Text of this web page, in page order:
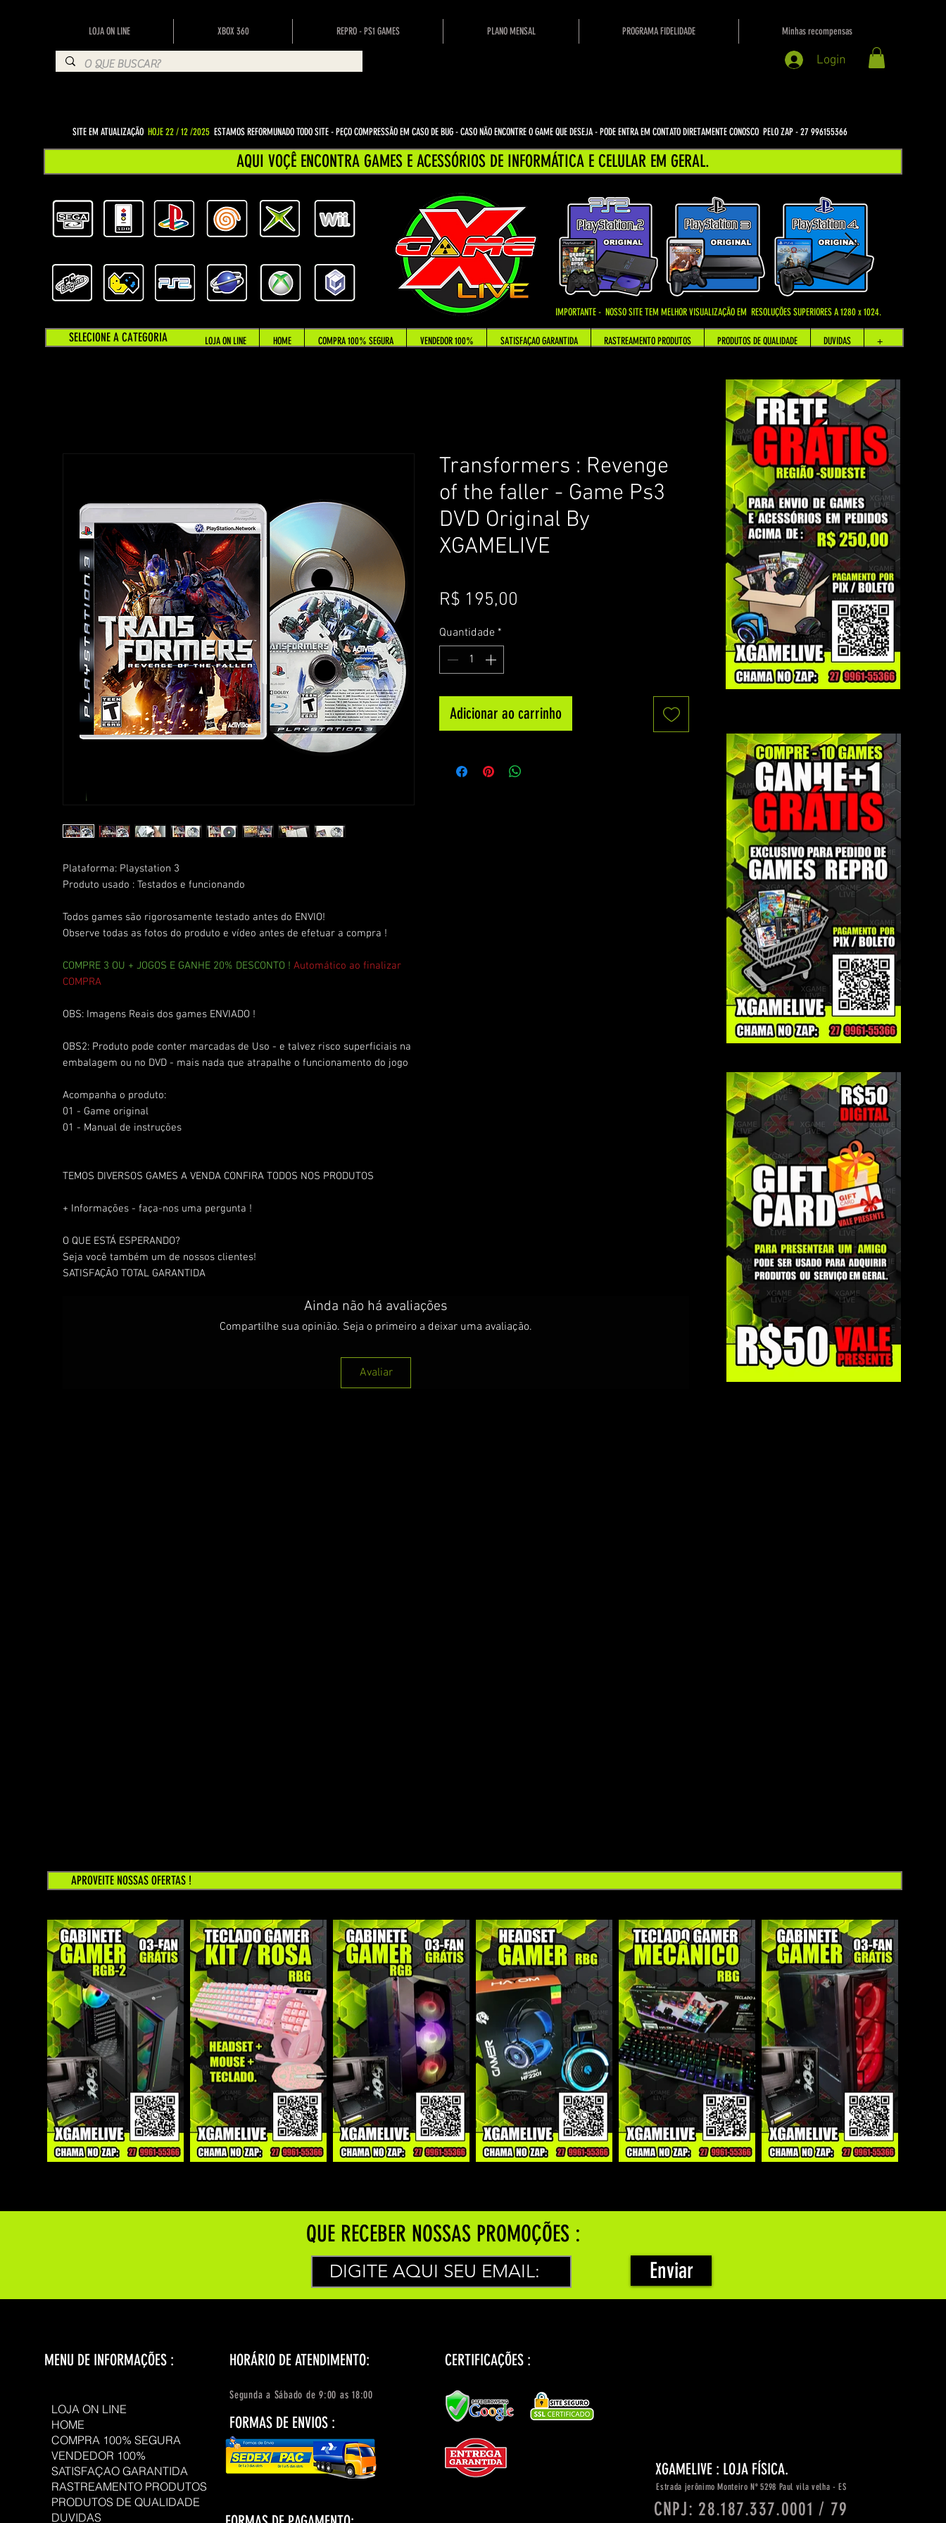
LOJA ON LINE XBOX 360 REPRO - PS1 GAMES PLANO MENSAL PROGRAMA FIDELIDADE Minhas recompensas
Login
Plataforma: Playstation 3
Produto usado : Testados e funcionando
Todos games são rigorosamente testado antes do ENVIO!
Observe todas as fotos do produto e vídeo antes de efetuar a compra !
COMPRE 3 OU + JOGOS E GANHE 20% DESCONTO ! Automático ao finalizar
COMPRA
OBS: Imagens Reais dos games ENVIADO !
OBS2: Produto pode conter marcadas de Uso - e talvez risco superficiais na
embalagem ou no DVD - mais nada que atrapalhe o funcionamento do jogo
Acompanha o produto:
01 - Game original
01 - Manual de instruções
TEMOS DIVERSOS GAMES A VENDA CONFIRA TODOS NOS PRODUTOS
+ Informações - faça-nos uma pergunta !
O QUE ESTÁ ESPERANDO?
Seja você também um de nossos clientes!
SATISFAÇÃO TOTAL GARANTIDA
Transformers : Revenge
of the faller - Game Ps3
DVD Original By
XGAMELIVE
R$ 195,00
Quantidade *
Adicionar ao carrinho
Ainda não há avaliações
Compartilhe sua opinião. Seja o primeiro a deixar uma avaliação.
Avaliar
APROVEITE NOSSAS OFERTAS !
QUE RECEBER NOSSAS PROMOÇÕES :
Enviar
SELECIONE A CATEGORIA
IMPORTANTE - NOSSO SITE TEM MELHOR VISUALIZAÇÃO EM RESOLUÇÕES SUPERIORES A 1280 x 1024.
AQUI VOÇÊ ENCONTRA GAMES E ACESSÓRIOS DE INFORMÁTICA E CELULAR EM GERAL.
SITE EM ATUALIZAÇÃO HOJE 22 / 12 /2025 ESTAMOS REFORMUNADO TODO SITE - PEÇO COMPRESSÃO EM CASO DE BUG- CASO NÃO ENCONTRE O GAME QUE DESEJA - PODE ENTRA EM CONTATO DIRETAMENTE CONOSCO PELO ZAP - 27 996155366
LOJA ON LINE HOME COMPRA 100% SEGURA VENDEDOR 100% SATISFAÇAO GARANTIDA RASTREAMENTO PRODUTOS PRODUTOS DE QUALIDADE DUVIDAS +
MENU DE INFORMAÇÕES :
LOJA ON LINE
HOME
COMPRA 100% SEGURA
VENDEDOR 100%
SATISFAÇAO GARANTIDA
RASTREAMENTO PRODUTOS
PRODUTOS DE QUALIDADE
DUVIDAS
FORMAS DE ENVIOS :
HORÁRIO DE ATENDIMENTO:
XGAMELIVE : LOJA FÍSICA.
CERTIFICAÇÕES :
Segunda a Sábado de 9:00 as 18:00
Estrada jerônimo Monteiro Nº 5298 Paul vila velha - ES
CNPJ: 28.187.337.0001 / 79